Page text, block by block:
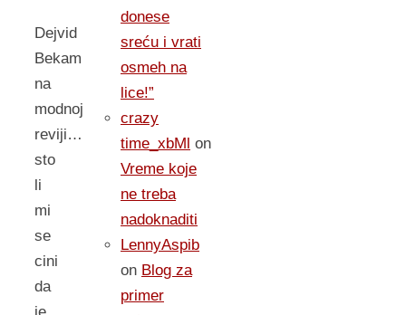
Dejvid
Bekam
na
modnoj
reviji…
sto
li
mi
se
cini
da
donese
sreću i vrati
osmeh na
lice!”
crazy
time_xbMl on
Vreme koje
ne treba
nadoknaditi
LennyAspib
on Blog za
primer